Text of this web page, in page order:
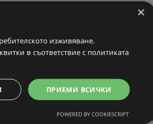
Fеrros ×
изживяване.
в съответствие с политиката
ПРИЕМИ ВСИЧКИ
POWERED BY COOKIESCRIPT